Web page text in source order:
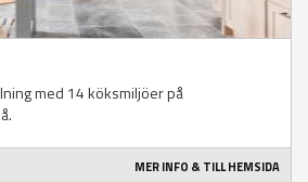
med 14 köksmiljöer på
MER INFO & TILL HEMSIDA